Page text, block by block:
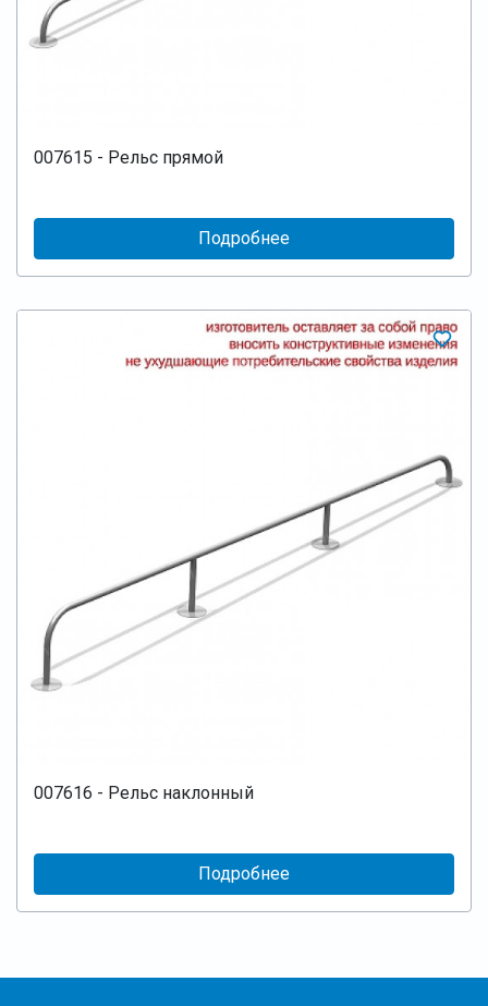
007615 - Рельс прямой
Подробнее
007616 - Рельс наклонный
Подробнее